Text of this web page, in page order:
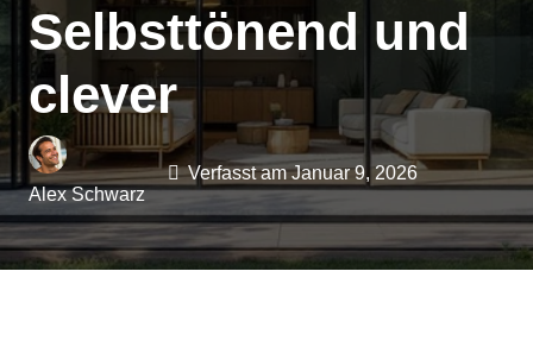
Selbsttönend und
clever
Alex Schwarz
Verfasst amJanuar 9, 2026